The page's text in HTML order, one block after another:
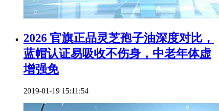
2026 官旗正品灵芝孢子油深度对比，
蓝帽认证易吸收不伤身，中老年体虚
增强免
2019-01-19 15:11:54